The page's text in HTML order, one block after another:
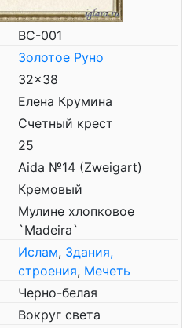
ВС-001
Золотое Руно
32x38
Елена Крумина
Счетный крест
25
Aida №14 (Zweigart)
Кремовый
Мулине хлопковое
`Madeira`
Ислам, Здания,
строения, Мечеть
Черно-белая
Вокруг света